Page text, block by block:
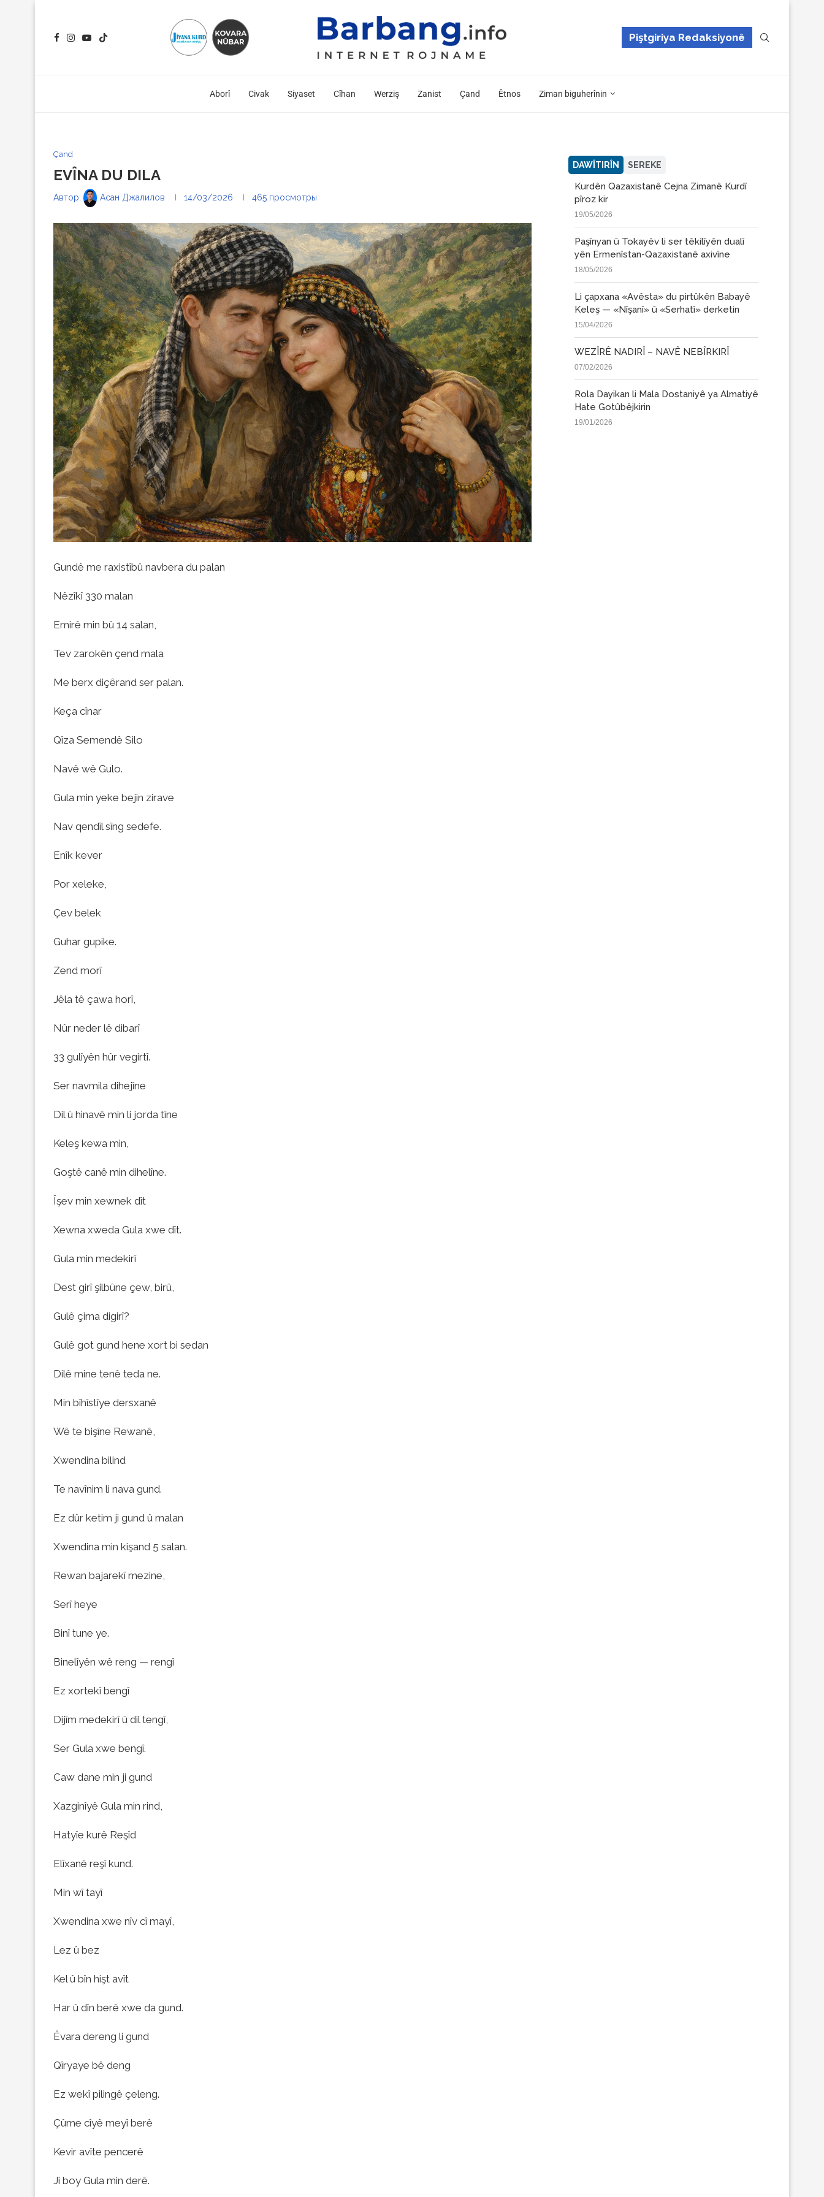
Piştgiriya Redaksiyonê
Aborî Civak Siyaset Cîhan Werziş Zanist Çand Êtnos Ziman biguherînin
Çand
EVÎNA DU DILA
Автор: Асан Джалилов 14/03/2026 465 просмотры
Gundê me raxistîbû navbera du palan
Nêzîkî 330 malan
Emirê min bû 14 salan,
Tev zarokên çend mala
Me berx diçêrand ser palan.
Keça cînar
Qîza Semendê Silo
Navê wê Gulo.
Gula min yeke bejin zirave
Nav qendîl sîng sedefe.
Enîk kever
Por xeleke,
Çev belek
Guhar gupike.
Zend morî
Jêla tê çawa horî,
Nûr neder lê dibarî
33 gulîyên hûr vegirtî.
Ser navmila dihejîne
Dil û hinavê min li jorda tîne
Keleş kewa min,
Goştê canê min dihelîne.
Îşev min xewnek dît
Xewna xweda Gula xwe dît.
Gula min medekirî
Dest girî şilbûne çew, birû,
Gulê çima digirî?
Gulê got gund hene xort bi sedan
Dilê mine tenê teda ne.
Min bîhîstîye dersxanê
Wê te bişîne Rewanê,
Xwendina bilind
Te navînim li nava gund.
Ez dûr ketim ji gund û malan
Xwendina min kişand 5 salan.
Rewan bajarekî mezine,
Serî heye
Binî tune ye.
Binelîyên wê reng — rengî
Ez xortekî bengî
Dijîm medekirî û dil tengî,
Ser Gula xwe bengî.
Caw dane min ji gund
Xazginîyê Gula min rind,
Hatyîe kurê Reşîd
Elîxanê reşî kund.
Min wî tayî
Xwendina xwe nîv cî mayî,
Lez û bez
Kel û bîn hişt avît
Har û dîn berê xwe da gund.
Êvara dereng li gund
Qîryaye bê deng
Ez wekî pilingê çeleng.
Çûme cîyê meyî berê
Kevir avîte pencerê
Ji boy Gula min derê.
DAWÎTIRÎN SEREKE
Kurdên Qazaxistanê Cejna Zimanê Kurdî
pîroz kir
19/05/2026
Paşînyan û Tokayêv li ser têkilîyên dualî
yên Ermenîstan-Qazaxistanê axivîne
18/05/2026
Li çapxana «Avêsta» du pirtûkên Babayê
Keleş — «Nîşanî» û «Serhatî» derketin
15/04/2026
WEZÎRÊ NADIRÎ – NAVÊ NEBÎRKIRÎ
07/02/2026
Rola Dayikan li Mala Dostaniyê ya Almatiyê
Hate Gotûbêjkirin
19/01/2026